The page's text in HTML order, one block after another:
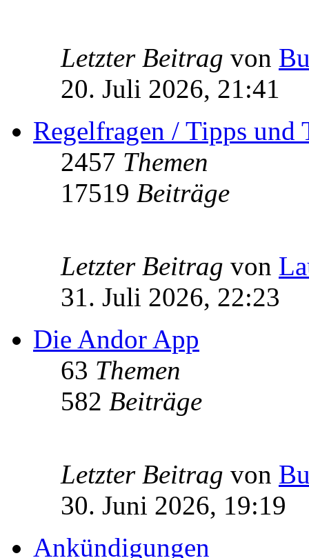
Letzter Beitrag von
20. Juli 2026, 21:41
Regelfragen / Tipps und
2457 Themen
17519 Beiträge
Letzter Beitrag von
31. Juli 2026, 22:23
Die Andor App
63 Themen
582 Beiträge
Letzter Beitrag von
30. Juni 2026, 19:19
Ankündigungen